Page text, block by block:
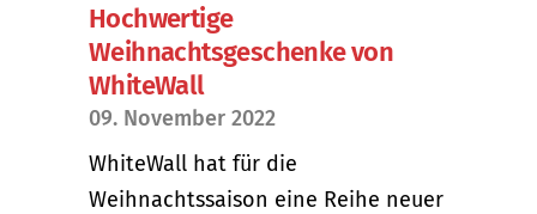
Hochwertige
Weihnachtsgeschenke von
WhiteWall
09. November 2022
WhiteWall hat für die
Weihnachtssaison eine Reihe neuer